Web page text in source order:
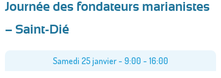
Journée des fondateurs marianistes
– Saint-Dié
Samedi 25 janvier - 9:00 - 16:00